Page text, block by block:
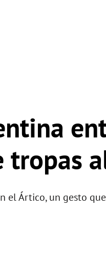
tropas
Ártico, un gesto